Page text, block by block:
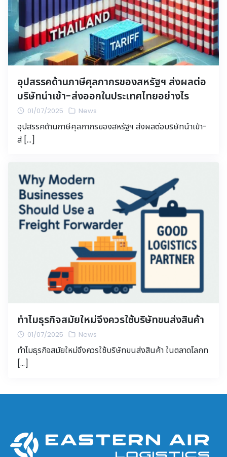
อุปสรรคด้านภาษีศุลกากรของสหรัฐฯ ส่งผลต่อ
บริษัทนำเข้า-ส่งออกในประเทศไทยอย่างไร
01/07/2025 News
อุปสรรคด้านภาษีศุลกากรของสหรัฐฯ ส่งผลต่อบริษัทนำเข้า-
ส่ […]
ทำไมธุรกิจสมัยใหม่จึงควรใช้บริษัทขนส่งสินค้า
01/07/2025 News
ทำไมธุรกิจสมัยใหม่จึงควรใช้บริษัทขนส่งสินค้า ในตลาดโลกท
[…]